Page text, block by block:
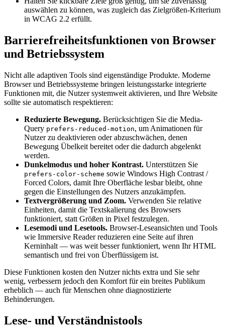
auswählen zu können, was zugleich das Zielgrößen-Kriterium
in WCAG 2.2 erfüllt.
Barrierefreiheitsfunktionen von Browser
und Betriebssystem
Nicht alle adaptiven Tools sind eigenständige Produkte. Moderne
Browser und Betriebssysteme bringen leistungsstarke integrierte
Funktionen mit, die Nutzer systemweit aktivieren, und Ihre Website
sollte sie automatisch respektieren:
Reduzierte Bewegung. Berücksichtigen Sie die Media-
Query prefers-reduced-motion, um Animationen für
Nutzer zu deaktivieren oder abzuschwächen, denen
Bewegung Übelkeit bereitet oder die dadurch abgelenkt
werden.
Dunkelmodus und hoher Kontrast. Unterstützen Sie
prefers-color-scheme sowie Windows High Contrast /
Forced Colors, damit Ihre Oberfläche lesbar bleibt, ohne
gegen die Einstellungen des Nutzers anzukämpfen.
Textvergrößerung und Zoom. Verwenden Sie relative
Einheiten, damit die Textskalierung des Browsers
funktioniert, statt Größen in Pixel festzulegen.
Lesemodi und Lesetools. Browser-Leseansichten und Tools
wie Immersive Reader reduzieren eine Seite auf ihren
Kerninhalt — was weit besser funktioniert, wenn Ihr HTML
semantisch und frei von Überflüssigem ist.
Diese Funktionen kosten den Nutzer nichts extra und Sie sehr
wenig, verbessern jedoch den Komfort für ein breites Publikum
erheblich — auch für Menschen ohne diagnostizierte
Behinderungen.
Lese- und Verständnistools